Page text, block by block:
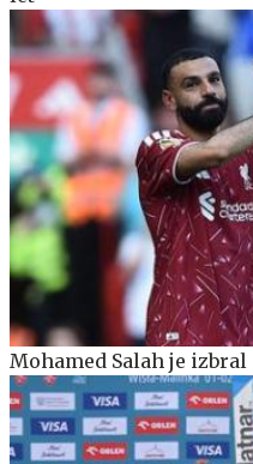
Mohamed Salah je